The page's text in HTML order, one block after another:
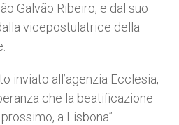
Galvão Ribeiro, e dal suo
vicepostulatrice della
inviato all’agenzia Ecclesia,
che la beatificazione
a Lisbona”.